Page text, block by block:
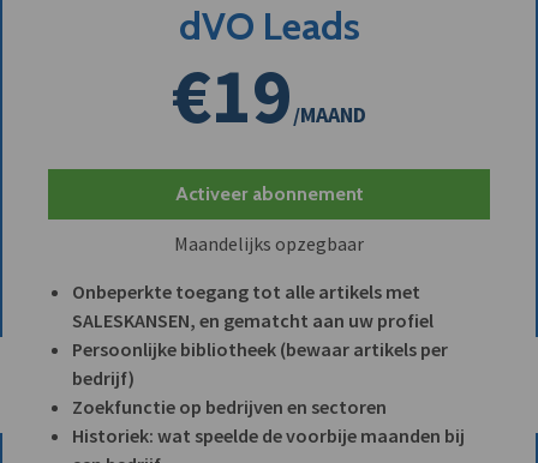
dVO Leads
€19/MAAND
Activeer abonnement
Maandelijks opzegbaar
Onbeperkte toegang tot alle artikels met
SALESKANSEN, en gematcht aan uw profiel
Persoonlijke bibliotheek (bewaar artikels per
bedrijf)
Zoekfunctie op bedrijven en sectoren
Historiek: wat speelde de voorbije maanden bij